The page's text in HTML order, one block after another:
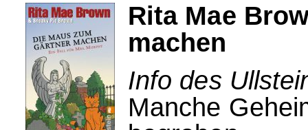
Rita Mae
machen
Info des
Manche